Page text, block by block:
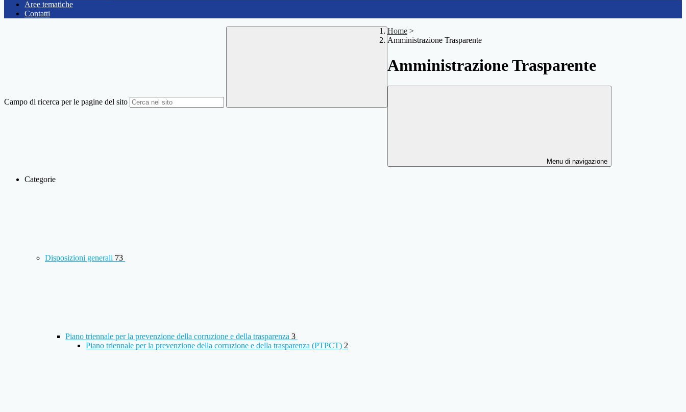
Aree tematiche
Contatti
Campo di ricerca per le pagine del sito
Home >
Amministrazione Trasparente
Amministrazione Trasparente
Menu di navigazione
Categorie
Disposizioni generali 73
Piano triennale per la prevenzione della corruzione e della trasparenza 3
Piano triennale per la prevenzione della corruzione e della trasparenza (PTPCT) 2